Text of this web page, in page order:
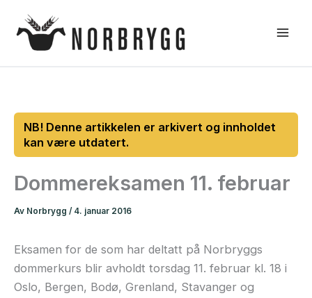
rett
Dommereksamen 11. februar
Av Norbrygg / 4. januar 2016
Eksamen for de som har deltatt på Norbryggs
dommerkurs blir avholdt torsdag 11. februar kl. 18 i
Oslo, Bergen, Bodø, Grenland, Stavanger og